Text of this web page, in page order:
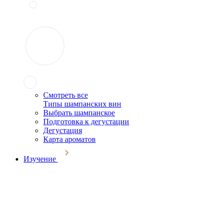
Смотреть все
Типы шампанских вин
Выбрать шампанское
Подготовка к дегустации
Дегустация
Карта ароматов
Изучение